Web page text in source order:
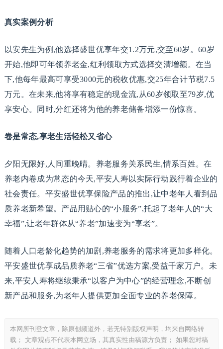
真实案例分析
以安先生为例,他选择盛世优享年交1.2万元,交至60岁。60岁
开始,他即可年领养老金,红利领取方式选择交清增额。在当
下,他每年最高可享受3000元的税收优惠,交25年合计节税7.5
万元。在未来,他将享有稳定的现金流,从60岁领取至79岁,优
享安心。同时,分红还将为他的养老储备增添一份惊喜。
卷是常态,享老生活轻松又省心
夕阳无限好,人间重晚晴。养老服务关系民生,情系百姓。在
养老内卷成为常态的今天,平安人寿以实际行动践行着企业的
社会责任。平安盛世优享保险产品的推出,让中老年人看到品
质养老新希望。产品用贴心的“小服务”,托起了老年人的“大
幸福”,让老年群体从“养老”加速变为“享老”。
随着人口老龄化趋势的加剧,养老服务的需求将更加多样化。
平安盛世优享成品质养老“三省”优选方案,受益千家万户。未
来,平安人寿将继续秉承“以客户为中心”的经营理念,不断创
新产品和服务,为老年人提供更加全面专业的养老保障。
本网所刊登文章，除原创频道外，若无特别版权声明，均来自网络转
载； 文章观点不代表本网立场，其真实性由稿源方负责； 如果您对稿